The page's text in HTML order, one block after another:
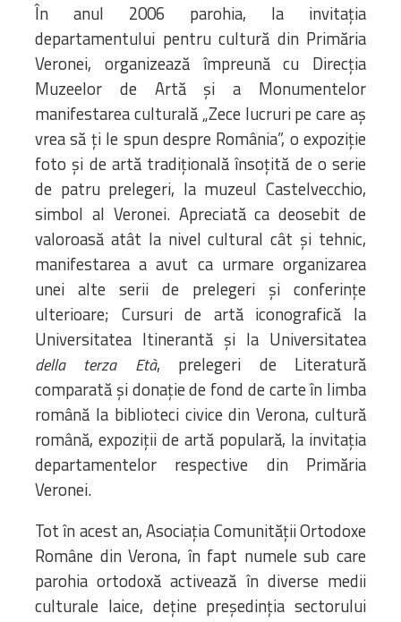
În anul 2006 parohia, la invitația
departamentului pentru cultură din Primăria
Veronei, organizează împreună cu Direcția
Muzeelor de Artă și a Monumentelor
manifestarea culturală „Zece lucruri pe care aș
vrea să ți le spun despre România”, o expoziție
foto și de artă tradițională însoțită de o serie
de patru prelegeri, la muzeul Castelvecchio,
simbol al Veronei. Apreciată ca deosebit de
valoroasă atât la nivel cultural cât și tehnic,
manifestarea a avut ca urmare organizarea
unei alte serii de prelegeri și conferințe
ulterioare; Cursuri de artă iconografică la
Universitatea Itinerantă și la Universitatea
della terza Età, prelegeri de Literatură
comparată și donație de fond de carte în limba
română la biblioteci civice din Verona, cultură
română, expoziții de artă populară, la invitația
departamentelor respective din Primăria
Veronei.
Tot în acest an, Asociația Comunității Ortodoxe
Române din Verona, în fapt numele sub care
parohia ortodoxă activează în diverse medii
culturale laice, deține președinția sectorului